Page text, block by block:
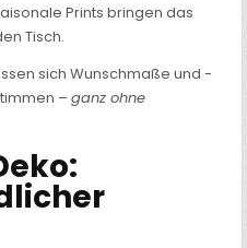
Prints bringen das
Tisch.
sich Wunschmaße und -
–ganz ohne